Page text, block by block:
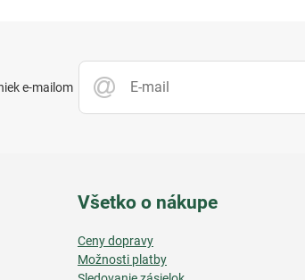
e-mailom
Všetko o nákupe
Ceny dopravy
Možnosti platby